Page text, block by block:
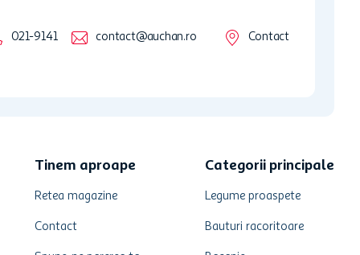
021-9141 contact@auchan.ro Contact
Tinem aproape
Retea magazine
Contact
Categorii principale
Legume proaspete
Bauturi racoritoare